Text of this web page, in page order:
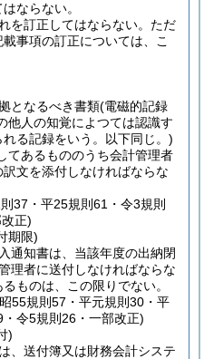
ならない。
を訂正してはならない。 ただ
事項の訂正については、こ
となるべき書類(電磁的記録
他人の知覚によつては認識す
る記録をいう。以下同じ。)
てあるもののうち会計管理者
文を添付しなければならな
37・平25規則61・令3規則
正)
期限)
通知書は、当該年度の出納閉
理者に送付しなければならな
ものは、この限りでない。
55規則57・平元規則30・平
令5規則26・一部改正)
)
、送付簿又は財務会計システ